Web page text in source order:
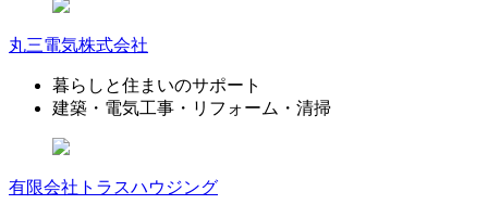
丸三電気株式会社
暮らしと住まいのサポート
建築・電気工事・リフォーム・清掃
有限会社トラスハウジング